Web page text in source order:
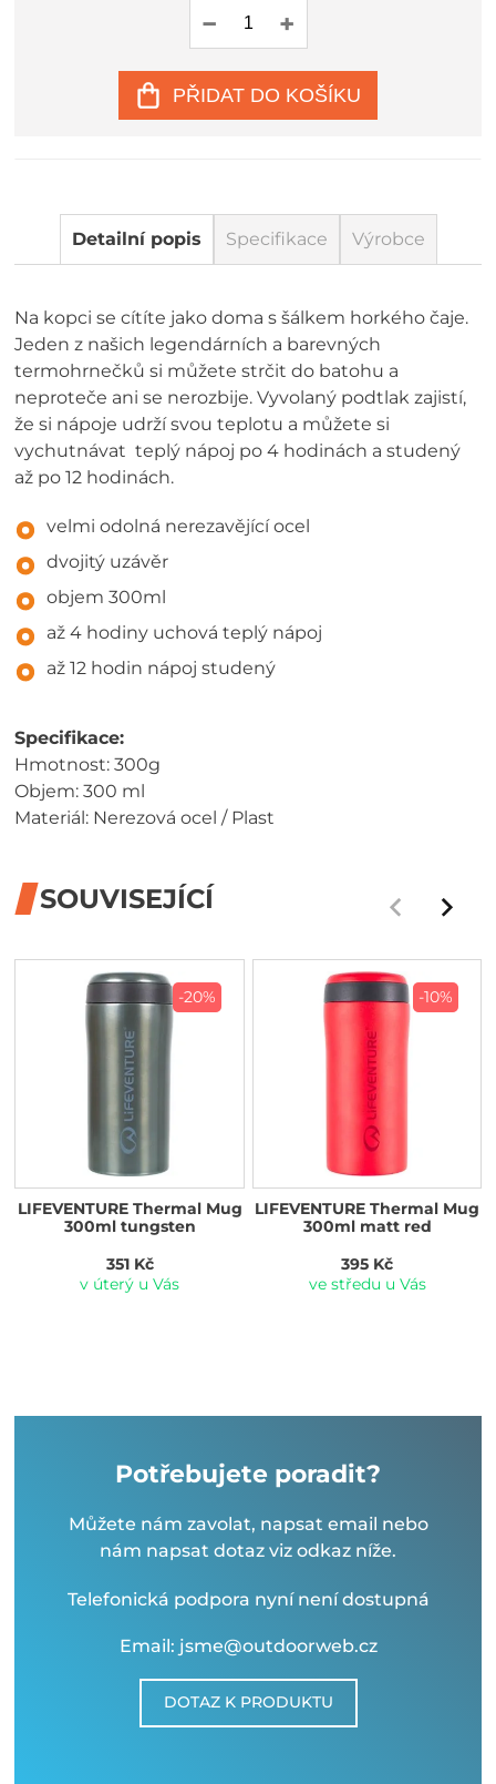
PŘIDAT DO KOŠÍKU
Detailní popis Specifikace Výrobce
Na kopci se cítíte jako doma s šálkem horkého čaje.
Jeden z našich legendárních a barevných
termohrnečků si můžete strčit do batohu a
neproteče ani se nerozbije. Vyvolaný podtlak zajistí,
že si nápoje udrží svou teplotu a můžete si
vychutnávat teplý nápoj po 4 hodinách a studený
až po 12 hodinách.
velmi odolná nerezavějící ocel
dvojitý uzávěr
objem 300ml
až 4 hodiny uchová teplý nápoj
až 12 hodin nápoj studený
Specifikace:
Hmotnost: 300g
Objem: 300 ml
Materiál: Nerezová ocel / Plast
SOUVISEJÍCÍ
-20%
LIFEVENTURE Thermal Mug
300ml tungsten
351 Kč
v úterý u Vás
-10%
LIFEVENTURE Thermal Mug
300ml matt red
395 Kč
ve středu u Vás
Potřebujete poradit?
Můžete nám zavolat, napsat email nebo
nám napsat dotaz viz odkaz níže.
Telefonická podpora nyní není dostupná
Email: jsme@outdoorweb.cz
DOTAZ K PRODUKTU